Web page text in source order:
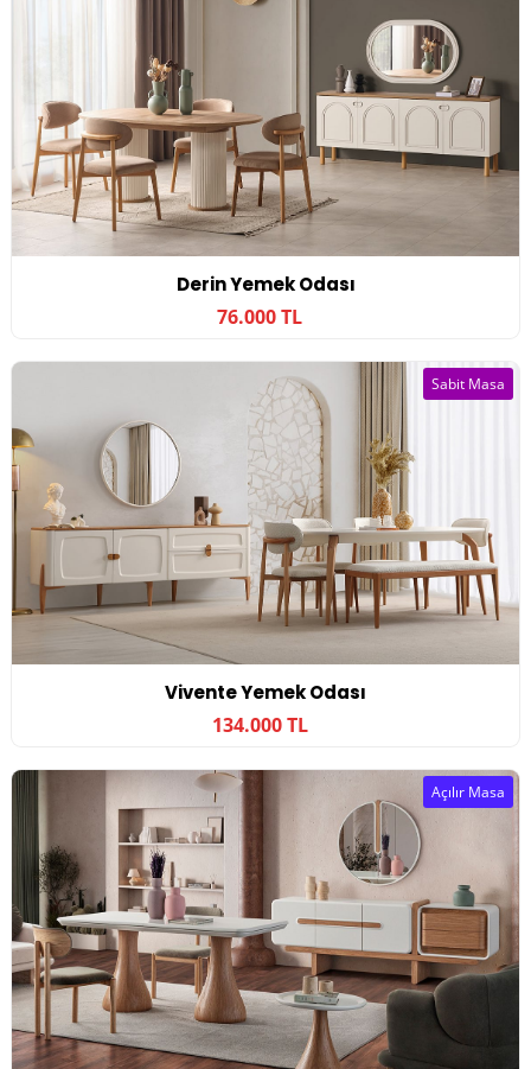
Derin Yemek Odası
76.000 TL
Vivente Yemek Odası
134.000 TL
Sabit Masa
Açılır Masa